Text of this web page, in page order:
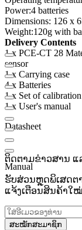
Power:4 batteries
Dimensions: 126 x
Weight:120g with
Delivery Contents
1 x PCE-CT 28
sensor
1 x Carrying case
4 x Batteries
1 x Set of
1 x User's manual
Datasheet
Manual
ຕິດຕາມຂ່າວສານ
ຮັບສ່ວນຫຼຸດພິເສດຕ
ແຈ້ງເຕືອນສິນຄ້າໃ
ສະໝັກສະມາຊິກ